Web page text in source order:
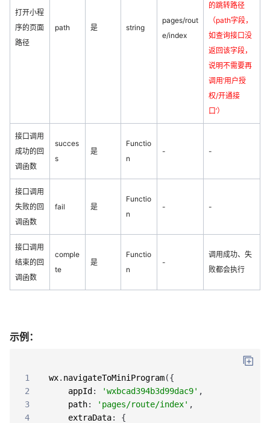
打开小程
序的页面
路径
path 是 string
pages/rout
e/index
的跳转路径
（path字段，
如查询接口没
返回该字段，
说明不需要再
调用‘用户授
权/开通接
口’）
接口调用
成功的回
调函数
succes
s
是
Functio
n
- -
接口调用
失败的回
调函数
fail 是
Functio
n
- -
接口调用
结束的回
调函数
comple
te
是
Functio
n
-
调用成功、失
败都会执行
示例：
1 wx. navigateToMiniProgram({
2
appId : 'wxbcad394b3d99dac9' ,
3
path: 'pages/route/index' ,
4
extraData: {